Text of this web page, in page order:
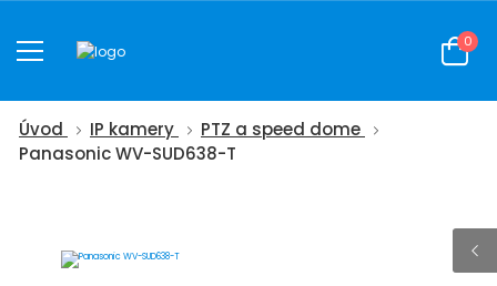
0
Úvod IP kamery
PTZ a speed dome
Panasonic WV-SUD638-T